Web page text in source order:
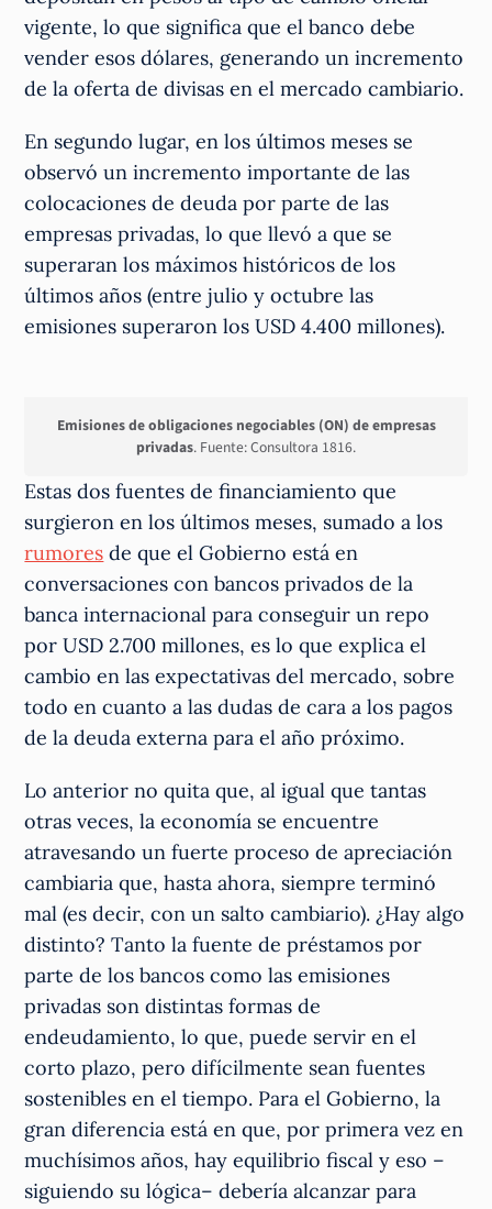
vigente, lo que significa que el banco debe
vender esos dólares, generando un incremento
de la oferta de divisas en el mercado cambiario.
En segundo lugar, en los últimos meses se
observó un incremento importante de las
colocaciones de deuda por parte de las
empresas privadas, lo que llevó a que se
superaran los máximos históricos de los
últimos años (entre julio y octubre las
emisiones superaron los USD 4.400 millones).
Emisiones de obligaciones negociables (ON) de empresas
privadas. Fuente: Consultora 1816.
Estas dos fuentes de financiamiento que
surgieron en los últimos meses, sumado a los
rumores de que el Gobierno está en
conversaciones con bancos privados de la
banca internacional para conseguir un repo
por USD 2.700 millones, es lo que explica el
cambio en las expectativas del mercado, sobre
todo en cuanto a las dudas de cara a los pagos
de la deuda externa para el año próximo.
Lo anterior no quita que, al igual que tantas
otras veces, la economía se encuentre
atravesando un fuerte proceso de apreciación
cambiaria que, hasta ahora, siempre terminó
mal (es decir, con un salto cambiario). ¿Hay algo
distinto? Tanto la fuente de préstamos por
parte de los bancos como las emisiones
privadas son distintas formas de
endeudamiento, lo que, puede servir en el
corto plazo, pero difícilmente sean fuentes
sostenibles en el tiempo. Para el Gobierno, la
gran diferencia está en que, por primera vez en
muchísimos años, hay equilibrio fiscal y eso –
siguiendo su lógica– debería alcanzar para